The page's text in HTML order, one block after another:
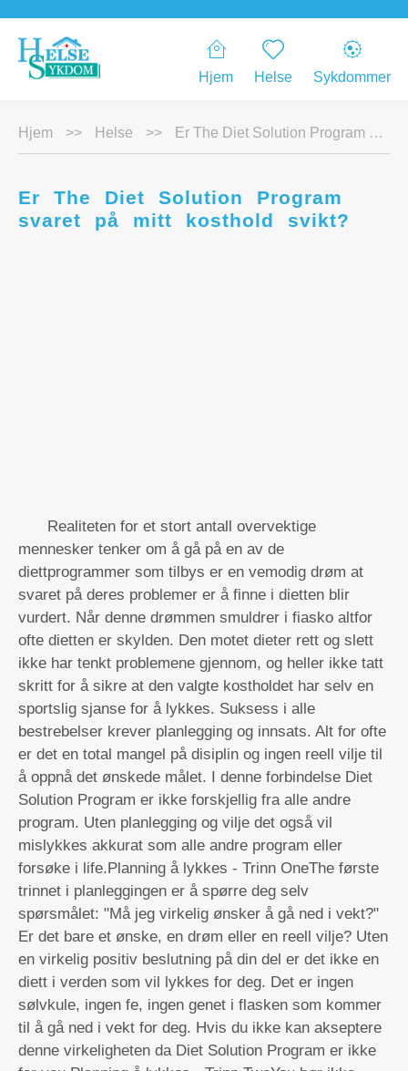
Hjem Helse Sykdommer
Hjem >> Helse >> Er The Diet Solution Program svaret på mitt kosthold svikt?
Er The Diet Solution Program
svaret på mitt kosthold svikt?
Realiteten for et stort antall overvektige
mennesker tenker om å gå på en av de
diettprogrammer som tilbys er en vemodig drøm at
svaret på deres problemer er å finne i dietten blir
vurdert. Når denne drømmen smuldrer i fiasko altfor
ofte dietten er skylden. Den motet dieter rett og slett
ikke har tenkt problemene gjennom, og heller ikke tatt
skritt for å sikre at den valgte kostholdet har selv en
sportslig sjanse for å lykkes. Suksess i alle
bestrebelser krever planlegging og innsats. Alt for ofte
er det en total mangel på disiplin og ingen reell vilje til
å oppnå det ønskede målet. I denne forbindelse Diet
Solution Program er ikke forskjellig fra alle andre
program. Uten planlegging og vilje det også vil
mislykkes akkurat som alle andre program eller
forsøke i life.Planning å lykkes - Trinn OneThe første
trinnet i planleggingen er å spørre deg selv
spørsmålet: "Må jeg virkelig ønsker å gå ned i vekt?"
Er det bare et ønske, en drøm eller en reell vilje? Uten
en virkelig positiv beslutning på din del er det ikke en
diett i verden som vil lykkes for deg. Det er ingen
sølvkule, ingen fe, ingen genet i flasken som kommer
til å gå ned i vekt for deg. Hvis du ikke kan akseptere
denne virkeligheten da Diet Solution Program er ikke